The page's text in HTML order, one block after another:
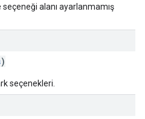
alanı ayarlanmamış
)
seçenekleri.